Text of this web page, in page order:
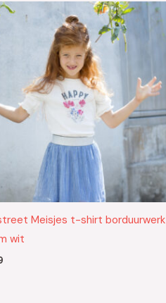
Meisjes t-shirt borduurwerk
wit